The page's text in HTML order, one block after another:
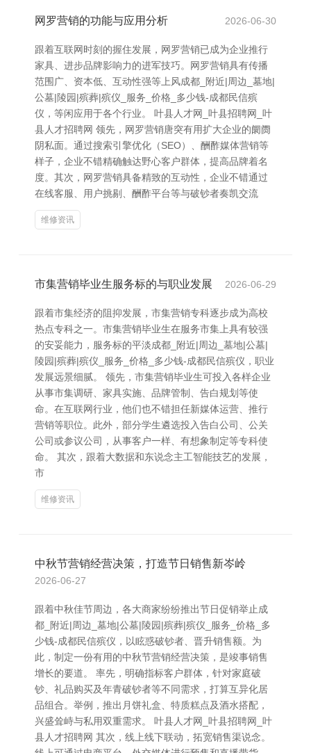
网罗营销的功能与应用分析 2026-06-30
跟着互联网时刻的握住发展，网罗营销已成为企业推行
家具、进步品牌影响力的进军技巧。网罗营销具有传播
范围广、资本低、互动性强等上风成都_附近|周边_墓地|
公墓|陵园|殡葬|殡仪_服务_价格_多少钱-成都民信殡
仪，等闲应用于各个行业。 叶县人才网_叶县招聘网_叶
县人才招聘网 领先，网罗营销唐突有用扩大企业的阛阓
阴私面。通过搜索引擎优化（SEO）、酬酢媒体营销等
样子，企业不错精确触达野心客户群体，提高品牌着名
度。其次，网罗营销具备精致的互动性，企业不错通过
在线客服、用户挑剔、酬酢平台等与破钞者奏凯交流
维修资讯
市集营销毕业生服务标的与职业发展 2026-06-29
跟着市集经济的阻抑发展，市集营销专科逐步成为高校
热点专科之一。市集营销毕业生在服务市集上具有较强
的安妥能力，服务标的平淡成都_附近|周边_墓地|公墓|
陵园|殡葬|殡仪_服务_价格_多少钱-成都民信殡仪，职业
发展远景细腻。 领先，市集营销毕业生可投入各样企业
从事市集调研、家具实施、品牌管制、告白规划等使
命。在互联网行业，他们也不错担任新媒体运营、推行
营销等职位。此外，部分学生遴选投入告白公司、公关
公司或参议公司，从事客户一样、有想象制定等专科使
命。 其次，跟着大数据和东说念主工智能技艺的发展，
市
维修资讯
中秋节营销经营决策，打造节日销售新岑岭
2026-06-27
跟着中秋佳节周边，各大商家纷纷推出节日促销举止成
都_附近|周边_墓地|公墓|陵园|殡葬|殡仪_服务_价格_多
少钱-成都民信殡仪，以眩惑破钞者、晋升销售额。为
此，制定一份有用的中秋节营销经营决策，是竣事销售
增长的要道。 率先，明确指标客户群体，针对家庭破
钞、礼品购买及年青破钞者等不同需求，打算互异化居
品组合。举例，推出月饼礼盒、特质糕点及酒水搭配，
兴盛耸峙与私用双重需求。 叶县人才网_叶县招聘网_叶
县人才招聘网 其次，线上线下联动，拓宽销售渠说念。